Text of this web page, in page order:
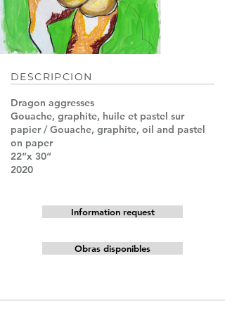
DESCRIPCION
Dragon aggresses
Gouache, graphite, huile et pastel sur
papier / Gouache, graphite, oil and pastel
on paper
22“x 30“
2020
Information request
Obras disponibles